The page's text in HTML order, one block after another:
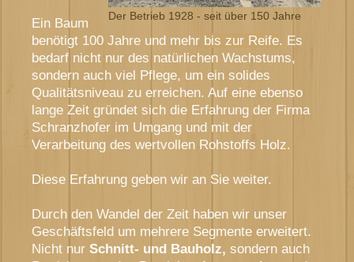
Der Betrieb 1928 - seit über 150 Jahre
Ein Baum
benötigt 100 Jahre und mehr bis zur Reife. Es
bedarf nicht nur des natürlichen Wachstums,
sondern auch viel Pflege, um ein solides
Qualitätsniveau zu erreichen. Auf eine ebenso
lange Zeit gründet sich die Erfahrung der Firma
Schranzhofer im Umgang und mit der
Verarbeitung des wertvollen Rohstoffs Holz.
Diese Erfahrung geben wir an Sie weiter.
Durch den Wandel der Zeit haben wir unser
Geschäftsfeld um mehrere Segmente erweitert.
Nicht nurSchnitt- und Bauholz, sondern auch